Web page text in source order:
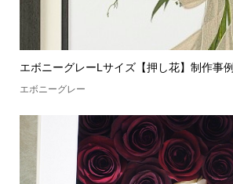
エボニーグレーLサイズ【押し花】制作事例
エボニーグレー